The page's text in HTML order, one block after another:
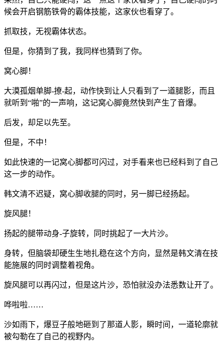
候会开启钢筋铁骨的霸体技能，这家伙也看穿了。
抓取技，无视霸体状态。
但是，你猜到了我，我同样也猜到了你。
窝心脚！
大漠孤烟单脚-撩-起，动作快到让人只看到了一道腿影，而且
就听到“啪”的一声响，这记窝心脚竟然快到产生了音爆。
后发，却足以先至。
但是，不中！
如此快速的一记窝心脚都可闪过，对手看来也已经料到了自己
这一步的动作。
韩文清不迟疑，窝心脚收腿的同时，另一脚已经扬起。
旋风腿！
扬起的腿带动身-子旋转，同时挑起了一大片沙。
身转，但脑袋却硬生生地扎稳在这个方向，显然是韩文清在技
能施展的同时调整着视角。
旋风腿可以再闪过，但是这片沙，恐怕就没办法悉数让开了。
哗啦啦……
沙如雨下，爆豆子般地砸到了那道人影，瞬时间，一道轮廓就
被勾勒在了自己的视野内。